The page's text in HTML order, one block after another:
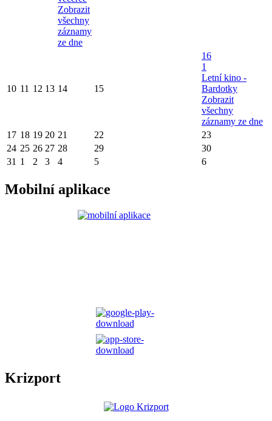
Zobrazit
všechny
záznamy
ze dne
10 11 12 13 14 15
16
1
Letní kino -
Bardotky
Zobrazit
všechny
záznamy ze dne
17 18 19 20 21 22
23
24 25 26 27 28 29
30
31 1 2 3 4 5 6
Mobilní aplikace
Krizport